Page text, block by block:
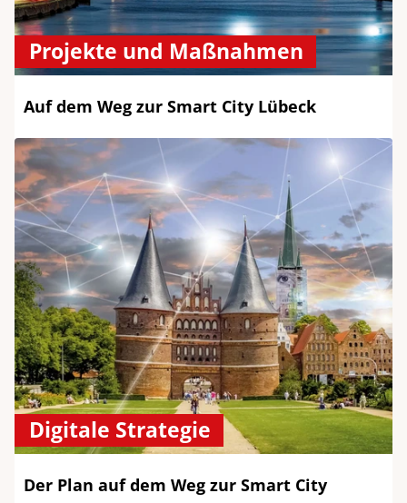
Projekte und Maßnahmen
Auf dem Weg zur Smart City Lübeck
Digitale Strategie
Der Plan auf dem Weg zur Smart City